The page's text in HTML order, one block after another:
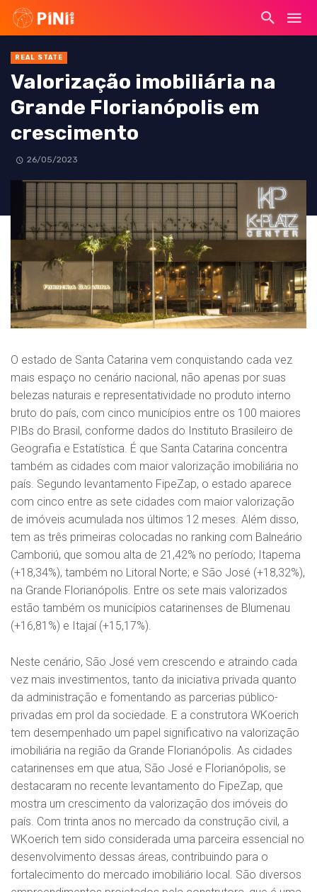
REAL STATE
Valorização imobiliária na
Grande Florianópolis em
crescimento
26/05/2023
O estado de Santa Catarina vem conquistando cada vez
mais espaço no cenário nacional, não apenas por suas
belezas naturais e representatividade no produto interno
bruto do país, com cinco municípios entre os 100 maiores
PIBs do Brasil, conforme dados do Instituto Brasileiro de
Geografia e Estatística. É que Santa Catarina concentra
também as cidades com maior valorização imobiliária no
país. Segundo levantamento FipeZap, o estado aparece
com cinco entre as sete cidades com maior valorização
de imóveis acumulada nos últimos 12 meses. Além disso,
tem as três primeiras colocadas no ranking com Balneário
Camboriú, que somou alta de 21,42% no período; Itapema
(+18,34%), também no Litoral Norte; e São José (+18,32%),
na Grande Florianópolis. Entre os sete mais valorizados
estão também os municípios catarinenses de Blumenau
(+16,81%) e Itajaí (+15,17%).
Neste cenário, São José vem crescendo e atraindo cada
vez mais investimentos, tanto da iniciativa privada quanto
da administração e fomentando as parcerias público-
privadas em prol da sociedade. E a construtora WKoerich
tem desempenhado um papel significativo na valorização
imobiliária na região da Grande Florianópolis. As cidades
catarinenses em que atua, São José e Florianópolis, se
destacaram no recente levantamento do FipeZap, que
mostra um crescimento da valorização dos imóveis do
país. Com trinta anos no mercado da construção civil, a
WKoerich tem sido considerada uma parceira essencial no
desenvolvimento dessas áreas, contribuindo para o
fortalecimento do mercado imobiliário local. São diversos